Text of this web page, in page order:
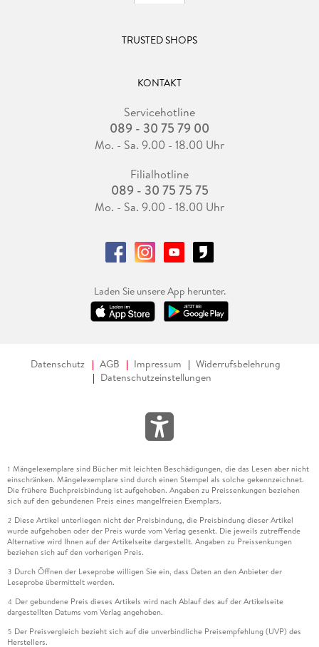
TRUSTED SHOPS
KONTAKT
Servicehotline
089 - 30 75 79 00
Mo. - Sa. 9.00 - 18.00 Uhr
Filialhotline
089 - 30 75 75 75
Mo. - Sa. 9.00 - 18.00 Uhr
Laden Sie unsere App herunter.
Datenschutz AGB Impressum
Widerrufsbelehrung
Datenschutzeinstellungen
1 Mängelexemplare sind Bücher mit leichten Beschädigungen, die das Lesen aber nicht
einschränken. Mängelexemplare sind durch einen Stempel als solche gekennzeichnet.
Die frühere Buchpreisbindung ist aufgehoben. Angaben zu Preissenkungen beziehen
sich auf den gebundenen Preis eines mangelfreien Exemplars.
2 Diese Artikel unterliegen nicht der Preisbindung, die Preisbindung dieser Artikel
wurde aufgehoben oder der Preis wurde vom Verlag gesenkt. Die jeweils zutreffende
Alternative wird Ihnen auf der Artikelseite dargestellt. Angaben zu Preissenkungen
beziehen sich auf den vorherigen Preis.
3 Durch Öffnen der Leseprobe willigen Sie ein, dass Daten an den Anbieter der
Leseprobe übermittelt werden.
4 Der gebundene Preis dieses Artikels wird nach Ablauf des auf der Artikelseite
dargestellten Datums vom Verlag angehoben.
5 Der Preisvergleich bezieht sich auf die unverbindliche Preisempfehlung (UVP) des
Herstellers.